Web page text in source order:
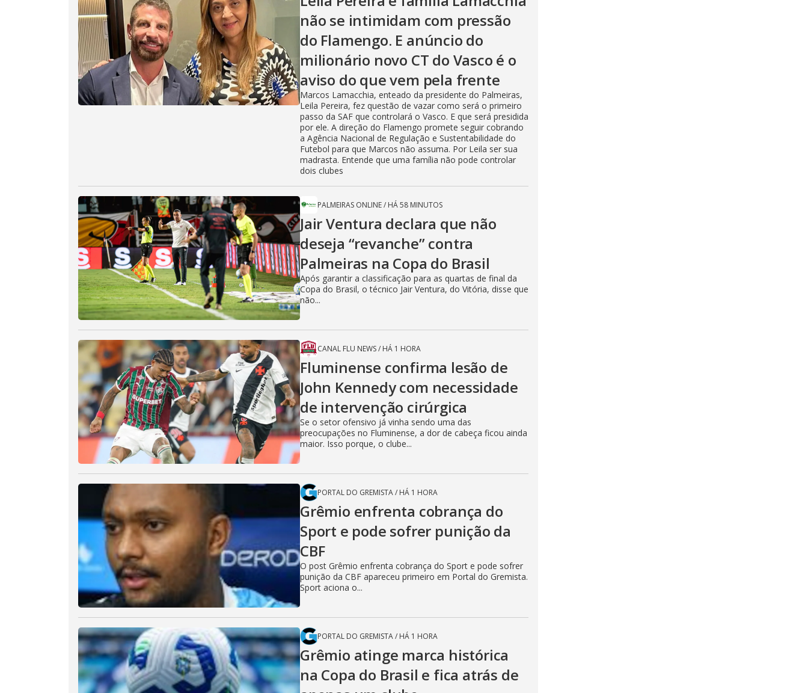
não se intimidam com pressão
do Flamengo. E anúncio do
milionário novo CT do Vasco é o
aviso do que vem pela frente
Marcos Lamacchia, enteado da presidente do Palmeiras,
Leila Pereira, fez questão de vazar como será o primeiro
passo da SAF que controlará o Vasco. E que será presidida
por ele. A direção do Flamengo promete seguir cobrando
a Agência Nacional de Regulação e Sustentabilidade do
Futebol para que Marcos não assuma. Por Leila ser sua
madrasta. Entende que uma família não pode controlar
dois clubes
PALMEIRAS ONLINE/ HÁ 58 MINUTOS
Jair Ventura declara que não
deseja “revanche” contra
Palmeiras na Copa do Brasil
Após garantir a classificação para as quartas de final da
Copa do Brasil, o técnico Jair Ventura, do Vitória, disse que
não...
CANAL FLU NEWS/ HÁ 1 HORA
Fluminense confirma lesão de
John Kennedy com necessidade
de intervenção cirúrgica
Se o setor ofensivo já vinha sendo uma das
preocupações no Fluminense, a dor de cabeça ficou ainda
maior. Isso porque, o clube...
PORTAL DO GREMISTA/ HÁ 1 HORA
Grêmio enfrenta cobrança do
Sport e pode sofrer punição da
CBF
O post Grêmio enfrenta cobrança do Sport e pode sofrer
punição da CBF apareceu primeiro em Portal do Gremista.
Sport aciona o...
PORTAL DO GREMISTA/ HÁ 1 HORA
Grêmio atinge marca histórica
na Copa do Brasil e fica atrás de